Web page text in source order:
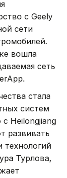
с Geely
сети
вошла
сеть
стала
систем
с Heilongjiang
развивать
технологий
Турлова,